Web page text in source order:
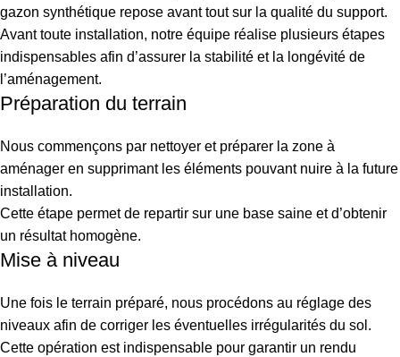
gazon synthétique repose avant tout sur la qualité du support.
Avant toute installation, notre équipe réalise plusieurs étapes
indispensables afin d’assurer la stabilité et la longévité de
l’aménagement.
Préparation du terrain
Nous commençons par nettoyer et préparer la zone à
aménager en supprimant les éléments pouvant nuire à la future
installation.
Cette étape permet de repartir sur une base saine et d’obtenir
un résultat homogène.
Mise à niveau
Une fois le terrain préparé, nous procédons au réglage des
niveaux afin de corriger les éventuelles irrégularités du sol.
Cette opération est indispensable pour garantir un rendu